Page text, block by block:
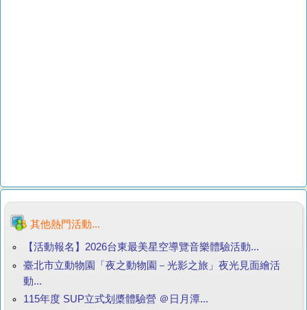
其他熱門活動...
【活動報名】2026台東最美星空導覽音樂體驗活動...
臺北市立動物園「夜之動物園－光影之旅」夜光見面繪活
動...
115年度 SUP立式划槳體驗營 ＠日月潭...